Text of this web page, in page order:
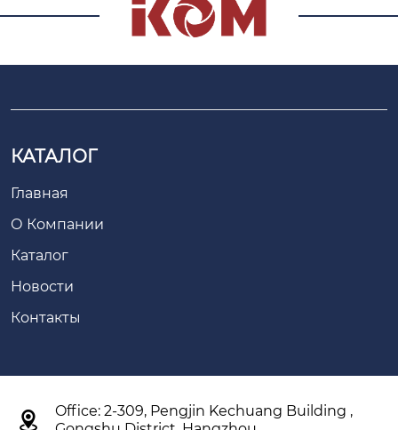
КАТАЛОГ
Главная
О Компании
Каталог
Новости
Контакты

Office: 2-309, Pengjin Kechuang Building ,